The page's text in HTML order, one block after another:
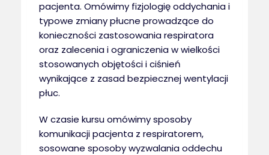
pacjenta. Omówimy fizjologię oddychania i
typowe zmiany płucne prowadzące do
konieczności zastosowania respiratora
oraz zalecenia i ograniczenia w wielkości
stosowanych objętości i ciśnień
wynikające z zasad bezpiecznej wentylacji
płuc.
W czasie kursu omówimy sposoby
komunikacji pacjenta z respiratorem,
sosowane sposoby wyzwalania oddechu